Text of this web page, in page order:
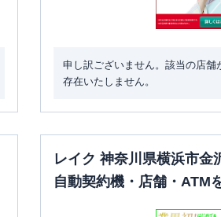
申し訳ございません。該当の店舗
存在いたしません。
レイク 神奈川県横浜市金
自動契約機・店舗・ATM